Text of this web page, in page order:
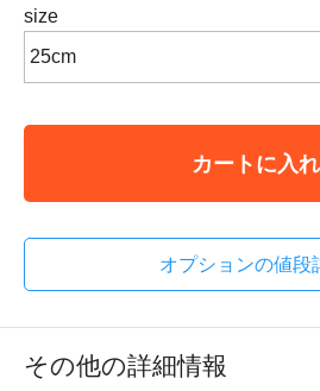
size
カートに入
オプションの値段
その他の詳細情報